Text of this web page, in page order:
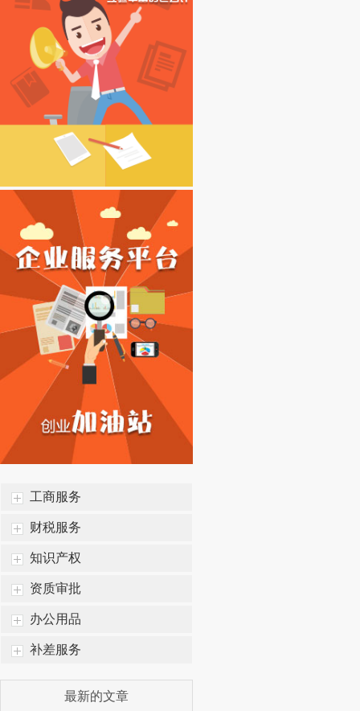
工商服务
财税服务
知识产权
资质审批
办公用品
补差服务
最新的文章